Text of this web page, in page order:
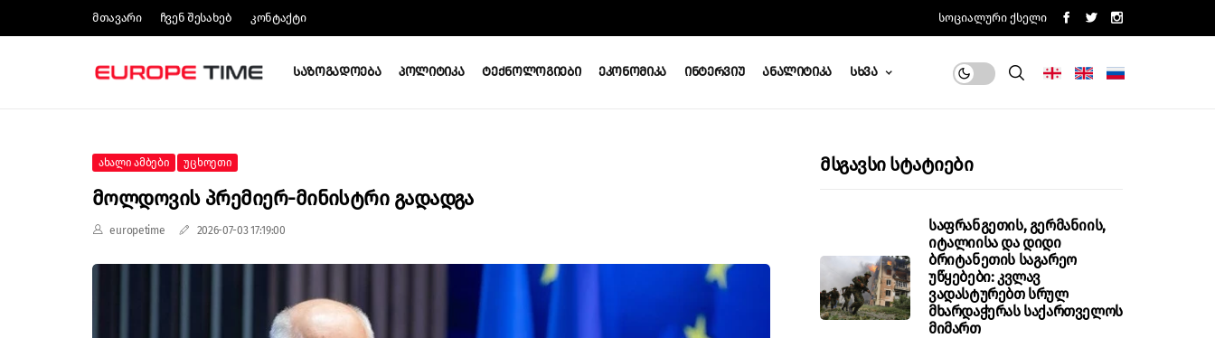
Მთავარი Ჩვენ Შესახებ Კონტაქტი Სოციალური Ქსელი
Საზოგადოება Პოლიტიკა Ტექნოლოგიები Ეკონომიკა Ინტერვიუ Ანალიტიკა Სხვა
Ახალი Ამბები Უცხოეთი
Მოლდოვის Პრემიერ-Მინისტრი Გადადგა
europetime 2026-07-03 17:19:00
Მსგავსი Სტატიები
საფრანგეთის, გერმანიის,
იტალიისა და დიდი
ბრიტანეთის საგარეო
უწყებები: კვლავ
ვადასტურებთ სრულ
მხარდაჭერას საქართველოს
მიმართ